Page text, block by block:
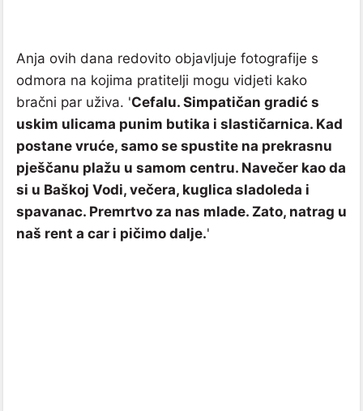
Anja ovih dana redovito objavljuje fotografije s
odmora na kojima pratitelji mogu vidjeti kako
bračni par uživa. 'Cefalu. Simpatičan gradić s
uskim ulicama punim butika i slastičarnica. Kad
postane vruće, samo se spustite na prekrasnu
pješčanu plažu u samom centru. Navečer kao da
si u Baškoj Vodi, večera, kuglica sladoleda i
spavanac. Premrtvo za nas mlade. Zato, natrag u
naš rent a car i pičimo dalje.'